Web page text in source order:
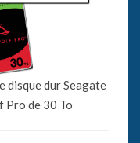
disque dur Seagate
Pro de 30 To